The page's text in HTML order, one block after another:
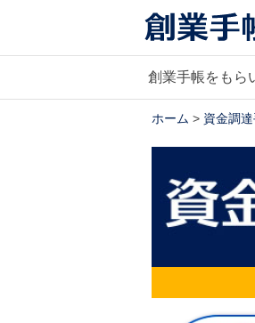
創業手帳をもら
ホーム > 資金調